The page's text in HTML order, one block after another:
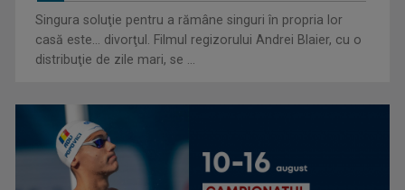
Cum ne-a îmbolnăvit telefonul și cum salvarea era mereu
Singura soluţie pentru a rămâne singuri în propria lor
casă este... divorţul. Filmul regizorului Andrei Blaier, cu o
distribuţie de zile mari, se ...